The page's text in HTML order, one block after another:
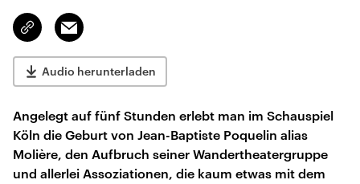
Link
kopieren/teilen
Email
Audio herunterladen
Angelegt auf fünf Stunden erlebt man im Schauspiel
Köln die Geburt von Jean-Baptiste Poquelin alias
Molière, den Aufbruch seiner Wandertheatergruppe
und allerlei Assoziationen, die kaum etwas mit dem